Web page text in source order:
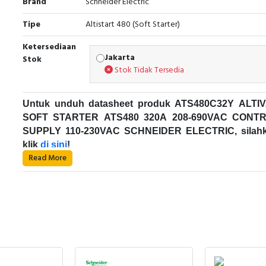
Tipe
Altistart 480 (Soft Starter)
Ketersediaan
Stok
Jakarta
Stok Tidak Tersedia
Untuk unduh datasheet produk ATS480C32Y
SOFT STARTER ATS480 320A 208-690VAC
SUPPLY 110-230VAC SCHNEIDER ELECTRIC,
klik di sini!
Karakteristik Teknikal:
Deskripsi: ALTIVAR SOFT STARTER
SCHNEIDER ELECTRIC - ATS480C32Y
Altivar Soft Starter ATS480 Schneider Electric
Read More